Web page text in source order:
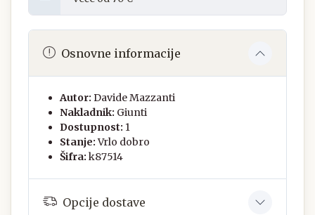
Osnovne informacije
Autor: Davide Mazzanti
Nakladnik: Giunti
Dostupnost: 1
Stanje:Vrlo dobro
Šifra: k87514
Opcije dostave